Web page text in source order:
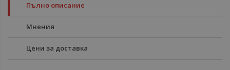
Пълно описание
Мнения
Цени за доставка